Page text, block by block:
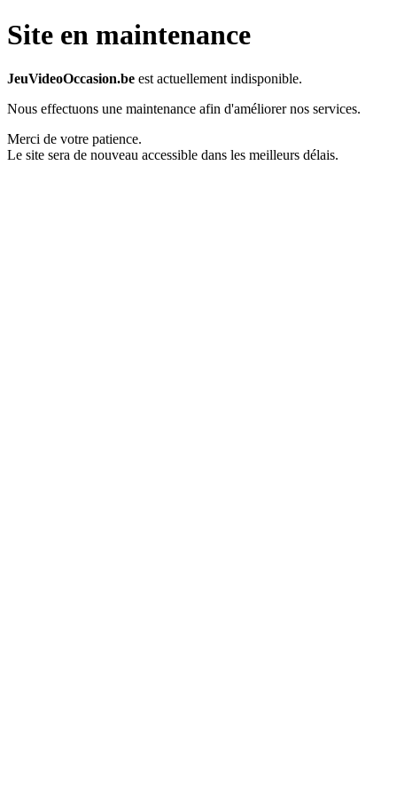
Site en maintenance
JeuVideoOccasion.be est actuellement indisponible.
Nous effectuons une maintenance afin d'améliorer nos services.
Merci de votre patience.
Le site sera de nouveau accessible dans les meilleurs délais.